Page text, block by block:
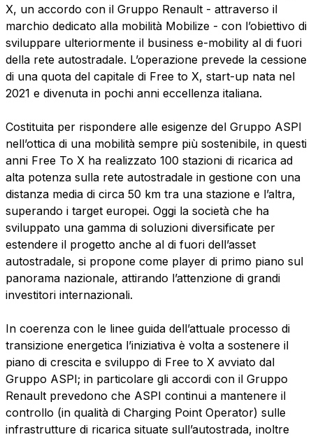
in service areas
YouVerse
Administrative, general and property management
services
Giovia
Cleaning activities on outdoor sites, green areas and
toilets
Società Italiana per il Traforo del Monte Bianco
S.p.A.
Network Km: 6
Concession expiring in 2050
Network Km: 32
Concession expiring in 2032
Società Autostrada Tirrenica p.A.
Network Km: 55
Concession expiring in 2028
X, un accordo con il Gruppo Renault - attraverso il
marchio dedicato alla mobilità Mobilize - con l’obiettivo di
sviluppare ulteriormente il business e-mobility al di fuori
della rete autostradale. L’operazione prevede la cessione
di una quota del capitale di Free to X, start-up nata nel
2021 e divenuta in pochi anni eccellenza italiana.
Costituita per rispondere alle esigenze del Gruppo ASPI
nell’ottica di una mobilità sempre più sostenibile, in questi
anni Free To X ha realizzato 100 stazioni di ricarica ad
alta potenza sulla rete autostradale in gestione con una
distanza media di circa 50 km tra una stazione e l’altra,
superando i target europei. Oggi la società che ha
sviluppato una gamma di soluzioni diversificate per
estendere il progetto anche al di fuori dell’asset
autostradale, si propone come player di primo piano sul
panorama nazionale, attirando l’attenzione di grandi
investitori internazionali.
In coerenza con le linee guida dell’attuale processo di
transizione energetica l’iniziativa è volta a sostenere il
piano di crescita e sviluppo di Free to X avviato dal
Gruppo ASPI; in particolare gli accordi con il Gruppo
Renault prevedono che ASPI continui a mantenere il
controllo (in qualità di Charging Point Operator) sulle
infrastrutture di ricarica situate sull’autostrada, inoltre